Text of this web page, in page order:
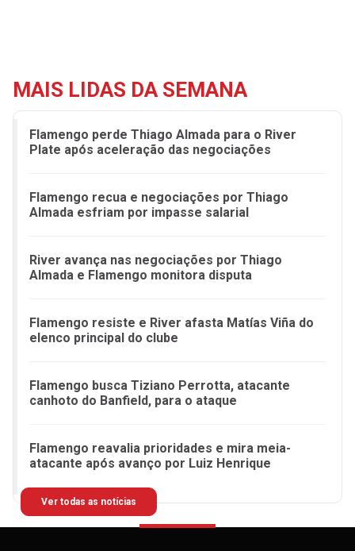
MAIS LIDAS DA SEMANA
Flamengo perde Thiago Almada para o River
Plate após aceleração das negociações
Flamengo recua e negociações por Thiago
Almada esfriam por impasse salarial
River avança nas negociações por Thiago
Almada e Flamengo monitora disputa
Flamengo resiste e River afasta Matías Viña do
elenco principal do clube
Flamengo busca Tiziano Perrotta, atacante
canhoto do Banfield, para o ataque
Flamengo reavalia prioridades e mira meia-
atacante após avanço por Luiz Henrique
Ver todas as notícias